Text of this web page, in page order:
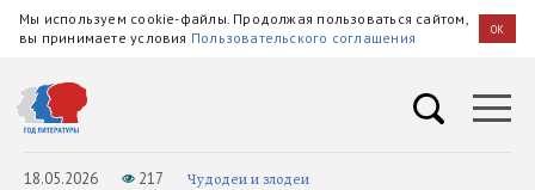
Мы используем cookie-файлы. Продолжая пользоваться сайтом,
вы принимаете условия Пользовательского соглашения OK
18.05.2026 217 Чудодеи и злодеи